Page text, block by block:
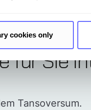
cookies only
für Sie
Tansoversum.